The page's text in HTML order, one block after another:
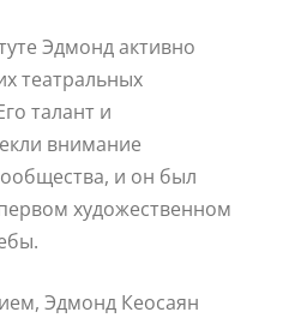
Эдмонд активно
театральных
талант и
внимание
и он был
художественном
Эдмонд Кеосаян